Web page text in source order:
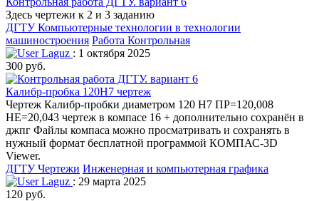
Здесь чертежи к 2 и 3 заданию
ДГТУКомпьютерные технологии в технологии
машиностроения Работа Контрольная
Laguz : 1 октября 2025
300 руб.
Калибр-пробка 120Н7 чертеж
Чертеж Калибр-пробки диаметром 120 Н7 ПР=120,008
НЕ=20,043 чертеж в компасе 16 + дополнительно сохранён в
джпг Файлы компаса можно просматривать и сохранять в
нужный формат бесплатной программой КОМПАС-3D
Viewer.
ДГТУЧертежи Инженерная и компьютерная графика
Laguz : 29 марта 2025
120 руб.